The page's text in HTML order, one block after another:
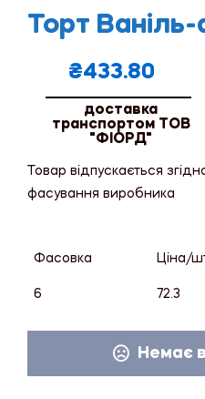
Торт
₴433.80
доставка
транспортом ТОВ
"ФІОРД"
Товар відпускається
фасування виробника
Фасовка Ціна/
6 72.3
Немає